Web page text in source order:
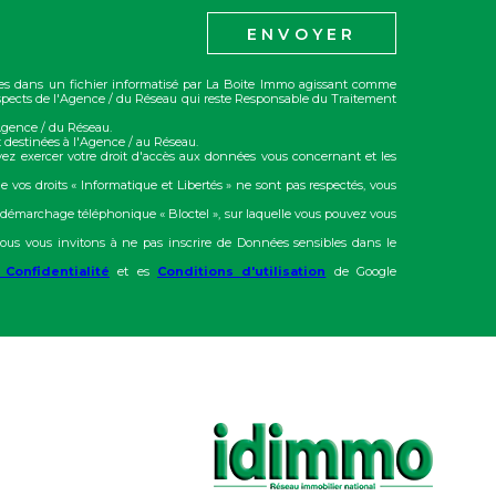
ENVOYER
dans un fichier informatisé par La Boite Immo agissant comme
de l'Agence / du Réseau qui reste Responsable du Traitement
/ du Réseau.
à l'Agence / au Réseau.
exercer votre droit d'accès aux données vous concernant et les
vos droits « Informatique et Libertés » ne sont pas respectés, vous
téléphonique « Bloctel », sur laquelle vous pouvez vous
vous invitons à ne pas inscrire de Données sensibles dans le
et es Conditions d'utilisation de Google